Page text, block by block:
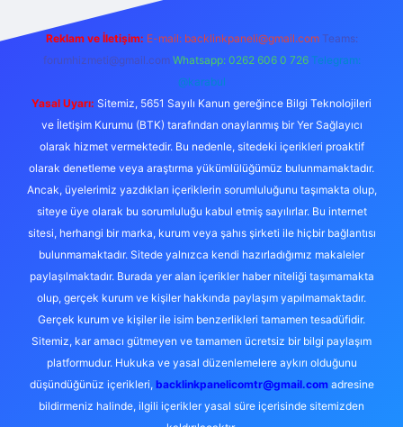
Reklam ve İletişim: E-mail: backlinkpaneli@gmail.com Teams:
forumhizmeti@gmail.com Whatsapp: 0262 606 0 726 Telegram:
@karabul
Yasal Uyarı: Sitemiz, 5651 Sayılı Kanun gereğince Bilgi Teknolojileri
ve İletişim Kurumu (BTK) tarafından onaylanmış bir Yer Sağlayıcı
olarak hizmet vermektedir. Bu nedenle, sitedeki içerikleri proaktif
olarak denetleme veya araştırma yükümlülüğümüz bulunmamaktadır.
Ancak, üyelerimiz yazdıkları içeriklerin sorumluluğunu taşımakta olup,
siteye üye olarak bu sorumluluğu kabul etmiş sayılırlar. Bu internet
sitesi, herhangi bir marka, kurum veya şahıs şirketi ile hiçbir bağlantısı
bulunmamaktadır. Sitede yalnızca kendi hazırladığımız makaleler
paylaşılmaktadır. Burada yer alan içerikler haber niteliği taşımamakta
olup, gerçek kurum ve kişiler hakkında paylaşım yapılmamaktadır.
Gerçek kurum ve kişiler ile isim benzerlikleri tamamen tesadüfidir.
Sitemiz, kar amacı gütmeyen ve tamamen ücretsiz bir bilgi paylaşım
platformudur. Hukuka ve yasal düzenlemelere aykırı olduğunu
düşündüğünüz içerikleri, backlinkpanelicomtr@gmail.comadresine
bildirmeniz halinde, ilgili içerikler yasal süre içerisinde sitemizden